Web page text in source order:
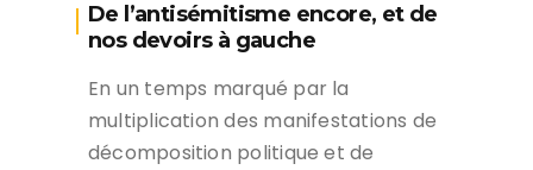
De l’antisémitisme encore, et de
nos devoirs à gauche
En un temps marqué par la
multiplication des manifestations de
décomposition politique et de